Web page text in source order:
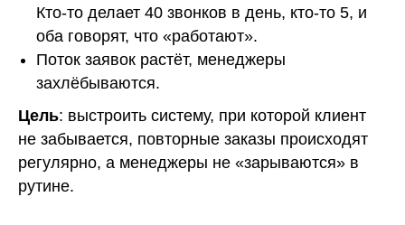
Кто-то делает 40 звонков в день, кто-то 5, и
оба говорят, что «работают».
Поток заявок растёт, менеджеры
захлёбываются.
Цель: выстроить систему, при которой клиент
не забывается, повторные заказы происходят
регулярно, а менеджеры не «зарываются» в
рутине.